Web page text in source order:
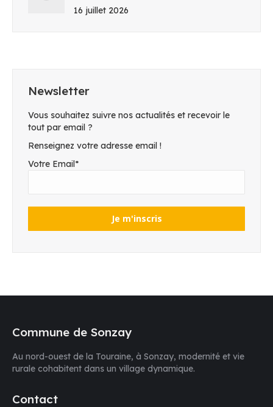
16 juillet 2026
Newsletter
Vous souhaitez suivre nos actualités et recevoir le
tout par email ?
Renseignez votre adresse email !
Votre Email*
Commune de Sonzay
Au nord-ouest de la Touraine, à Sonzay, modernité et vie
rurale cohabitent dans un village dynamique.
Contact